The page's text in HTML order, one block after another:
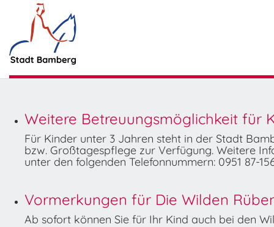
Weitere Betreuungsmöglichkeit für
Für Kinder unter 3 Jahren steht in der Stadt
bzw. Großtagespflege zur Verfügung. Weitere
unter den folgenden Telefonnummern: 0951 87-
Vormerkungen für Die Wilden
Ab sofort können Sie für Ihr Kind auch bei den